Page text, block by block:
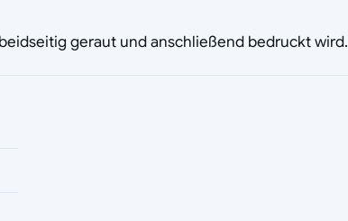
geraut und anschließend bedruckt wird.